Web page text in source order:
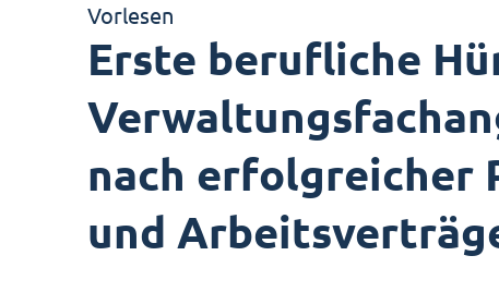
Vorlesen
Erste berufliche
nach erfolgreicher
und